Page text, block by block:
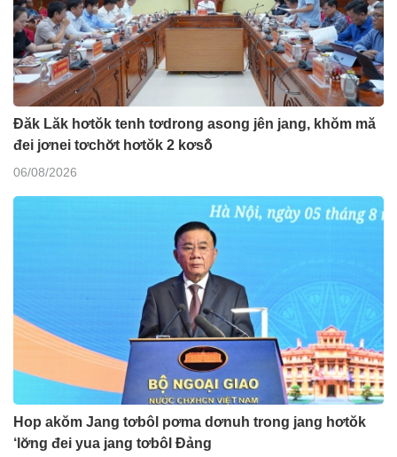
Đăk Lăk hơtŏk tenh tơdrong asong jên jang, khŏm mă
đei jơnei tơchơ̆t hơtŏk 2 kơsô̆
06/08/2026
Hop akŏm Jang tơbôl pơma dơnuh trong jang hơtŏk
‘lơ̆ng đei yua jang tơbôl Đảng